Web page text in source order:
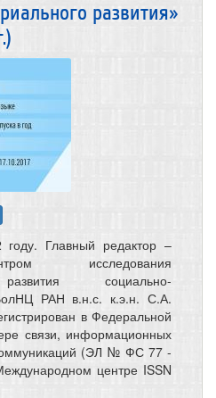
развития»
Главный редактор –
исследования
развития социально-
РАН в.н.с. к.э.н. С.А.
в Федеральной
связи, информационных
(ЭЛ № ФС 77 -
центре ISSN